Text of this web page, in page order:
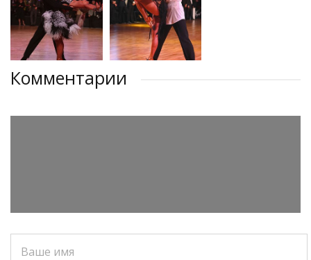
Комментарии
Ваше имя